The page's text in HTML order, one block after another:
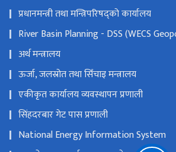
प्रधानमन्त्री तथा मन्त्रिपरिषद्को कार्यालय
River Basin Planning - DSS (WECS
अर्थ मन्त्रालय
ऊर्जा, जलस्रोत तथा सिँचाइ मन्त्रालय
एकीकृत कार्यालय व्यवस्थापन प्रणाली
सिंहदरबार गेट पास प्रणाली
National Energy Information System